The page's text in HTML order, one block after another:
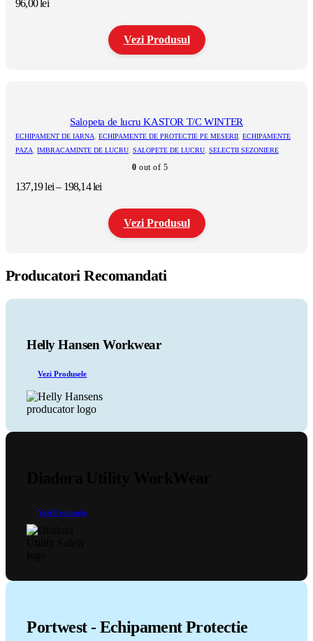
alese
96,00lei
Vezi Produsul
variații.
Opțiunile
pot
alese
în
Salopeta de lucru KASTOR T/C WINTER
ECHIPAMENT DE IARNA, ECHIPAMENTE DE PROTECTIE PE MESERII, ECHIPAMENTE
PAZA, IMBRACAMINTE DE LUCRU, SALOPETE DE LUCRU, SELECTII SEZONIERE
0 out of 5
137,19lei– 198,14leiInterval
prețuri:
137,19 lei
până
Vezi Produsul
are
multe
pagina
produsului.
Producatori Recomandati
Helly Hansen Workwear
Vezi Produsele
Vezi Produsele
Portwest - Echipament Protectie